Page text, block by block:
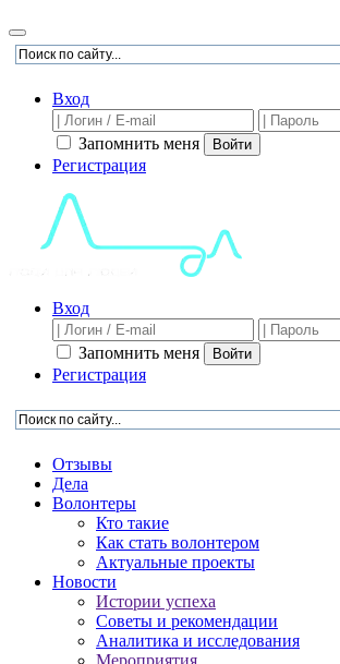
Вход
Запомнить меня Войти
Регистрация
Вход
Запомнить меня Войти
Регистрация
Отзывы
Дела
Волонтеры
Кто такие
Как стать волонтером
Актуальные проекты
Новости
Истории успеха
Советы и рекомендации
Аналитика и исследования
Мероприятия